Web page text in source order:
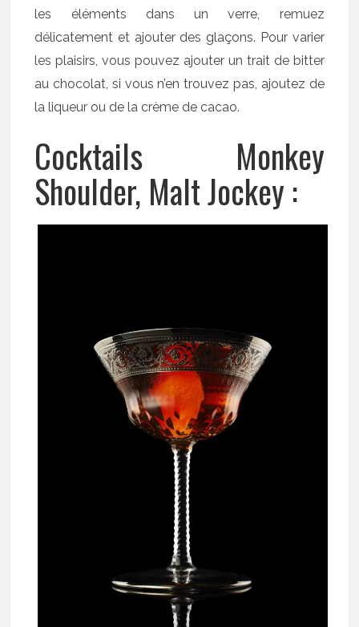
les éléments dans un verre, remuez
délicatement et ajouter des glaçons. Pour varier
les plaisirs, vous pouvez ajouter un trait de bitter
au chocolat, si vous n’en trouvez pas, ajoutez de
la liqueur ou de la crème de cacao.
Cocktails Monkey
Shoulder, Malt Jockey :